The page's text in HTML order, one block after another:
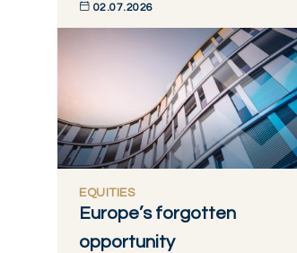
02.07.2026
DÉCOUVRIR MAINTENANT
EQUITIES
Europe’s forgotten
opportunity